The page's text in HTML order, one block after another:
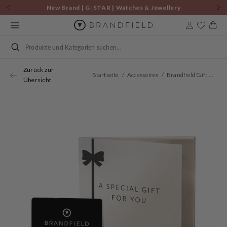
Zum
Inhalt
springen
New Brand | G-STAR | Watches & Jewellery
Suchen
Zurück zur
Übersicht
Startseite Accessoires Brandfield Gift Card €150,-
Öffnen